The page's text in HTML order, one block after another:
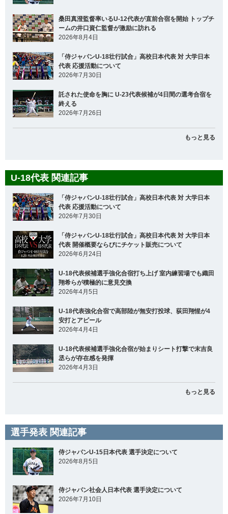
桑田真澄監督率いるU-12代表が直前合宿を開始 トップチ
ームの井口資仁監督が激励に訪れる
2026年8月4日
「侍ジャパンU-18壮行試合」高校日本代表 対 大学日本
代表 応援活動について
2026年7月30日
託された使命を胸に U-23代表候補が4日間の選考合宿を
終える
2026年7月26日
もっと見る
U-18代表 関連記事
「侍ジャパンU-18壮行試合」高校日本代表 対 大学日本
代表 応援活動について
2026年7月30日
「侍ジャパンU-18壮行試合」高校日本代表 対 大学日本
代表 開催概要ならびにチケット販売について
2026年6月24日
U-18代表候補選手強化合宿打ち上げ 室内練習場でも織田
翔希らが積極的に意見交換
2026年4月5日
U-18代表強化合宿で高部陸が無安打投球、荻田翔惺が4
安打とアピール
2026年4月4日
U-18代表候補選手強化合宿が始まりシート打撃で末吉良
丞らが存在感を発揮
2026年4月3日
もっと見る
選手発表 関連記事
侍ジャパンU-15日本代表 選手決定について
2026年8月5日
侍ジャパン社会人日本代表 選手決定について
2026年7月10日